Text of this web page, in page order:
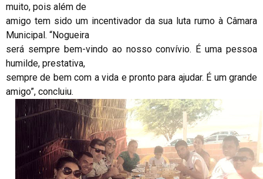
muito, pois além de
amigo tem sido um incentivador da sua luta rumo à Câmara
Municipal. “Nogueira
será sempre bem-vindo ao nosso convívio. É uma pessoa
humilde, prestativa,
sempre de bem com a vida e pronto para ajudar. É um grande
amigo”, concluiu.